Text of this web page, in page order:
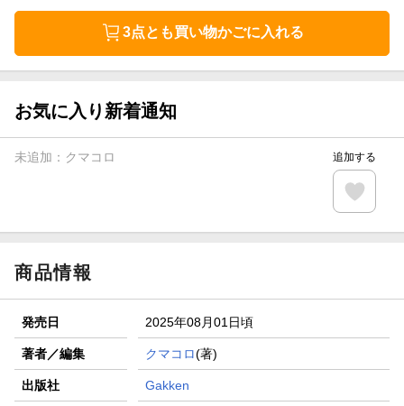
3点とも買い物かごに入れる
お気に入り新着通知
未追加： クマコロ 追加する
商品情報
発売日 2025年08月01日頃
著者／編集 クマコロ(著)
出版社 Gakken